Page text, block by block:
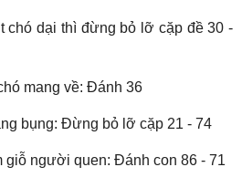
chó dại thì đừng bỏ lỡ cặp đề 30 -
mang về: Đánh 36
bụng: Đừng bỏ lỡ cặp 21 - 74
giỗ người quen: Đánh con 86 - 71